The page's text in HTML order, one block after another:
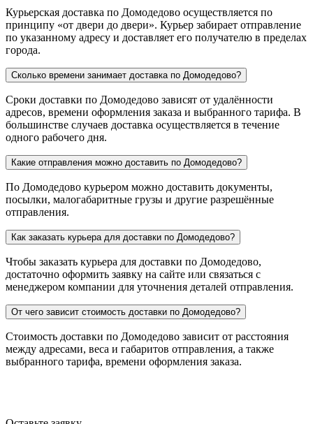
Курьерская доставка по Домодедово осуществляется по
принципу «от двери до двери». Курьер забирает отправление
по указанному адресу и доставляет его получателю в пределах
города.
Сколько времени занимает доставка по Домодедово?
Сроки доставки по Домодедово зависят от удалённости
адресов, времени оформления заказа и выбранного тарифа. В
большинстве случаев доставка осуществляется в течение
одного рабочего дня.
Какие отправления можно доставить по Домодедово?
По Домодедово курьером можно доставить документы,
посылки, малогабаритные грузы и другие разрешённые
отправления.
Как заказать курьера для доставки по Домодедово?
Чтобы заказать курьера для доставки по Домодедово,
достаточно оформить заявку на сайте или связаться с
менеджером компании для уточнения деталей отправления.
От чего зависит стоимость доставки по Домодедово?
Стоимость доставки по Домодедово зависит от расстояния
между адресами, веса и габаритов отправления, а также
выбранного тарифа, времени оформления заказа.